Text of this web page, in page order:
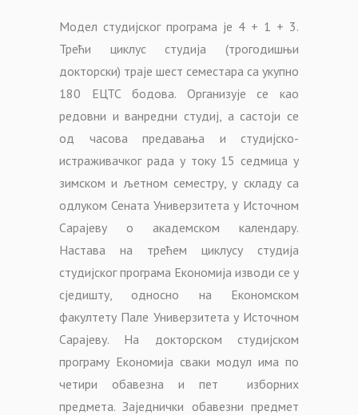
Модел студијског програма је 4 + 1 + 3.
Трећи циклус студија (трогодишњи
докторски) траје шест семестара са укупно
180 ЕЦТС бодова. Организује се као
редовни и ванредни студиј, а састоји се
од часова предавања и студијско-
истраживачког рада у току 15 седмица у
зимском и љетном семестру, у складу са
одлуком Сената Универзитета у Источном
Сарајеву о академском календару.
Настава на трећем циклусу студија
студијског програма Економија изводи се у
сједишту, односно на Економском
факултету Пале Универзитета у Источном
Сарајеву. На докторском студијском
програму Економија сваки модул има по
четири обавезна и пет изборних
предмета. Заједнички обавезни предмет